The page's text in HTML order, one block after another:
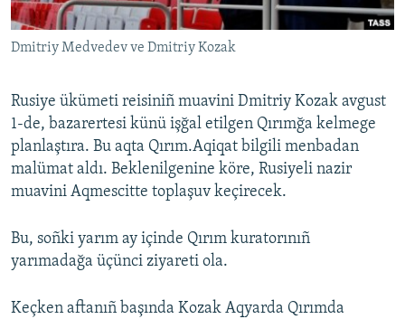
Українською
RFE/RS bütün saytları
Dmitriy Medvedev ve Dmitriy Kozak
Rusiye ükümeti reisiniñ muavini Dmitriy Kozak avgust
1-de, bazarertesi künü işğal etilgen Qırımğa kelmege
planlaştıra. Bu aqta Qırım.Aqiqat bilgili menbadan
malümat aldı. Beklenilgenine köre, Rusiyeli nazir
muavini Aqmescitte toplaşuv keçirecek.
Bu, soñki yarım ay içinde Qırım kuratorınıñ
yarımadağa üçünci ziyareti ola.
Keçken aftanıñ başında Kozak Aqyarda Qırımda